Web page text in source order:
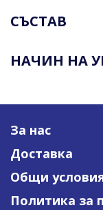
СЪСТАВ
НАЧИН НА
За нас
Доставка
Общи
Политика за